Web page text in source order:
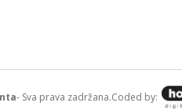
- Sva prava zadržana.Coded by: